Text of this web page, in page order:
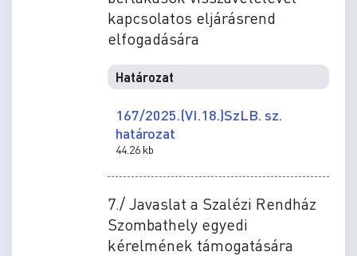
kapcsolatos eljárásrend
elfogadására
Határozat
167/2025.(VI.18.)SzLB. sz.
határozat
44.26 kb
7./ Javaslat a Szalézi Rendház
Szombathely egyedi
kérelmének támogatására